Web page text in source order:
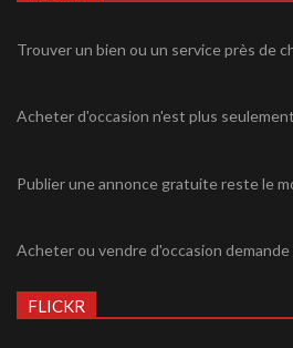
Trouver un bien ou un service près de
Acheter d'occasion n'est plus
Publier une annonce gratuite reste le
Acheter ou vendre d'occasion demande
FLICKR